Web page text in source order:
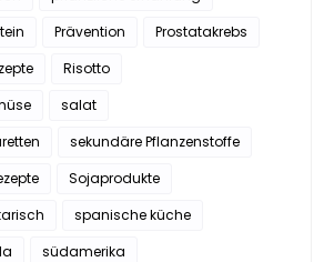
Prävention
Prostatakrebs
Risotto
salat
sekundäre Pflanzenstoffe
Sojaprodukte
spanische küche
südamerika